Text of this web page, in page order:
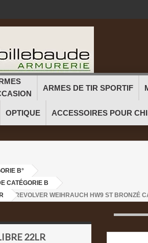
ARMES DE TIR SPORTIF
OPTIQUE ACCESSOIRES POUR
B°
CATÉGORIE B
>REVOLVER WEIHRAUCH HW9 ST BRONZÉ
22LR